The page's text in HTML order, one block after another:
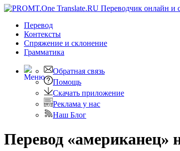
Перевод
Контексты
Спряжение и склонение
Грамматика
Обратная связь
Помощь
Скачать приложение
Реклама у нас
Наш Блог
Перевод «американец»